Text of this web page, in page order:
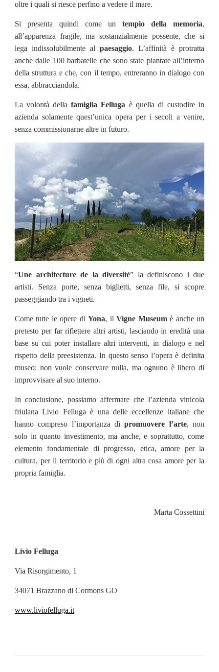
oltre i quali si riesce perfino a vedere il mare.
Si presenta quindi come un tempio della memoria,
all’apparenza fragile, ma sostanzialmente possente, che si
lega indissolubilmente al paesaggio. L’affinità è protratta
anche dalle 100 barbatelle che sono state piantate all’interno
della struttura e che, con il tempo, entreranno in dialogo con
essa, abbracciandola.
La volontà dellafamiglia Felluga è quella di custodire in
azienda solamente quest’unica opera per i secoli a venire,
senza commissionarne altre in futuro.
“Une architecture de la diversité” la definiscono i due
artisti. Senza porte, senza biglietti, senza file, si scopre
passeggiando tra i vigneti.
Come tutte le opere diYona, ilVigne Museumè anche un
pretesto per far riflettere altri artisti, lasciando in eredità una
base su cui poter installare altri interventi, in dialogo e nel
rispetto della preesistenza. In questo senso l’opera è definita
museo: non vuole conservare nulla, ma ognuno è libero di
improvvisare al suo interno.
In conclusione, possiamo affermare che l’azienda vinicola
friulana Livio Felluga è una delle eccellenze italiane che
hanno compreso l’importanza dipromuovere l’arte, non
solo in quanto investimento, ma anche, e soprattutto, come
elemento fondamentale di progresso, etica, amore per la
cultura, per il territorio e più di ogni altra cosa amore per la
propria famiglia.
Marta Cossettini
Livio Felluga
Via Risorgimento, 1
34071 Brazzano di Cormons GO
www.liviofelluga.it